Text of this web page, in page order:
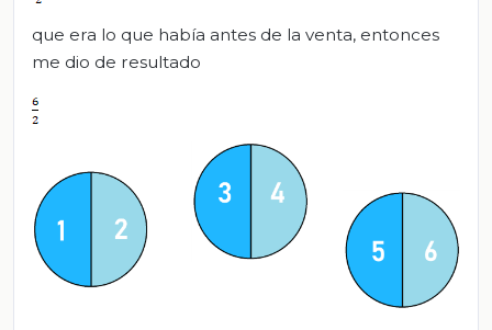
que era lo que había antes de la venta, entonces
me dio de resultado